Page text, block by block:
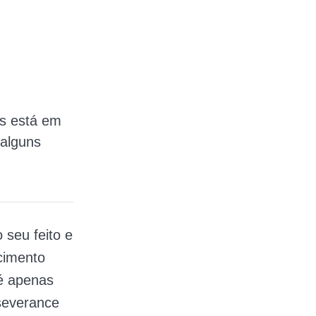
está em
seu feito e
apenas